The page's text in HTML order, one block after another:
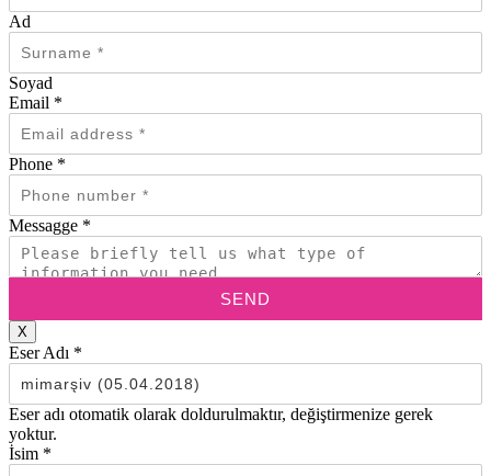
Ad
Soyad
Email *
Phone *
Messagge *
SEND
X
Eser Adı *
Eser adı otomatik olarak doldurulmaktır, değiştirmenize gerek
yoktur.
İsim *